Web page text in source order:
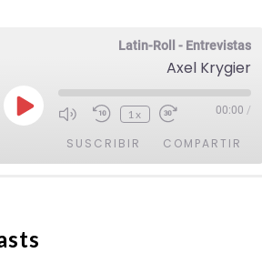
Latin-Roll - Entrevistas
Axel Krygier
Reproducir
episodio
1x 00:00 /
SUSCRIBIR COMPARTIR